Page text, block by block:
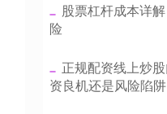
股票杠杆成本详
险
正规配资线上炒
资良机还是风险陷阱